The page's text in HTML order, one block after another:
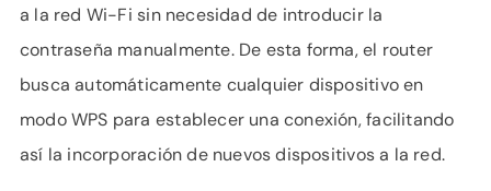
a la red Wi-Fi sin necesidad de introducir la
contraseña manualmente. De esta forma, el router
busca automáticamente cualquier dispositivo en
modo WPS para establecer una conexión, facilitando
así la incorporación de nuevos dispositivos a la red.